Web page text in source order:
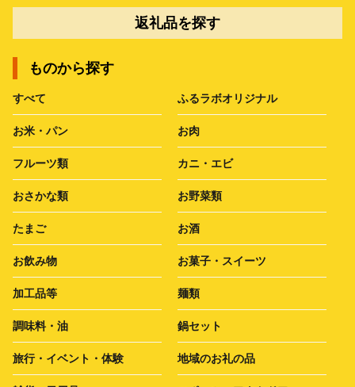
返礼品を探す
ものから探す
すべて ふるラボオリジナル
お米・パン お肉
フルーツ類 カニ・エビ
おさかな類 お野菜類
たまご お酒
お飲み物 お菓子・スイーツ
加工品等 麺類
調味料・油 鍋セット
旅行・イベント・体験 地域のお礼の品